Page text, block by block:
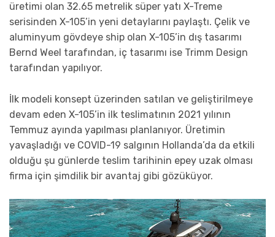
üretimi olan 32.65 metrelik süper yatı X-Treme
serisinden X-105’in yeni detaylarını paylaştı. Çelik ve
aluminyum gövdeye ship olan X-105’in dış tasarımı
Bernd Weel tarafından, iç tasarımı ise Trimm Design
tarafından yapılıyor.
İlk modeli konsept üzerinden satılan ve geliştirilmeye
devam eden X-105’in ilk teslimatının 2021 yılının
Temmuz ayında yapılması planlanıyor. Üretimin
yavaşladığı ve COVID-19 salgının Hollanda’da da etkili
olduğu şu günlerde teslim tarihinin epey uzak olması
firma için şimdilik bir avantaj gibi gözüküyor.